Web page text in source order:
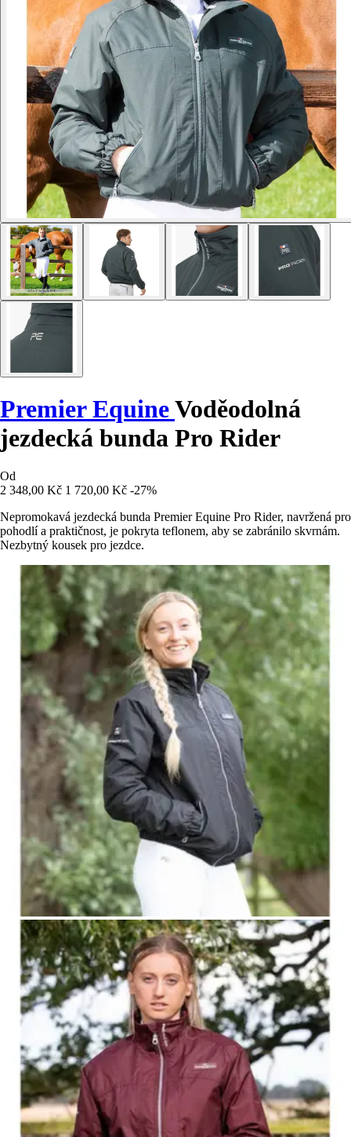
Premier EquineVoděodolná
jezdecká bunda Pro Rider
Od
2 348,00 Kč 1 720,00 Kč -27%
Nepromokavá jezdecká bunda Premier Equine Pro Rider, navržená pro
pohodlí a praktičnost, je pokryta teflonem, aby se zabránilo skvrnám.
Nezbytný kousek pro jezdce.